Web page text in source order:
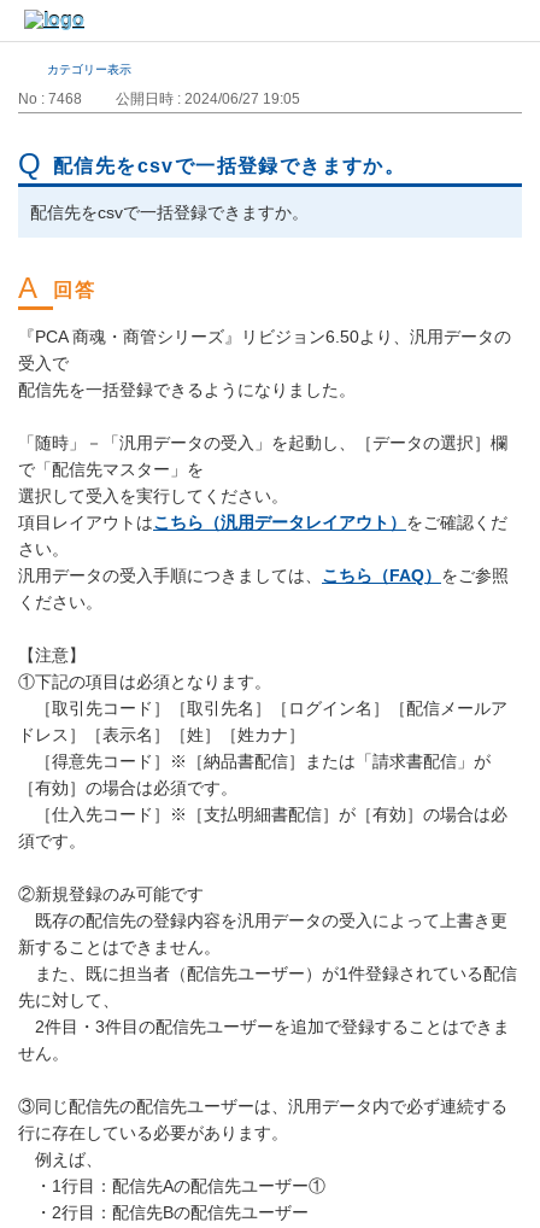
カテゴリー表示
No : 7468 公開日時 : 2024/06/27 19:05
配信先をcsvで一括登録できますか。
配信先をcsvで一括登録できますか。
『PCA 商魂・商管シリーズ』リビジョン6.50より、汎用データの
受入で
配信先を一括登録できるようになりました。
「随時」－「汎用データの受入」を起動し、［データの選択］欄
で「配信先マスター」を
選択して受入を実行してください。
項目レイアウトはこちら（汎用データレイアウト） をご確認くだ
さい。
汎用データの受入手順につきましては、 こちら（FAQ） をご参照
ください。
【注意】
①下記の項目は必須となります。
［取引先コード］［取引先名］［ログイン名］［配信メールア
ドレス］［表示名］［姓］［姓カナ］
［得意先コード］※［納品書配信］または「請求書配信」が
［有効］の場合は必須です。
［仕入先コード］※［支払明細書配信］が［有効］の場合は必
須です。
②新規登録のみ可能です
既存の配信先の登録内容を汎用データの受入によって上書き更
新することはできません。
また、既に担当者（配信先ユーザー）が1件登録されている配信
先に対して、
2件目・3件目の配信先ユーザーを追加で登録することはできま
せん。
③同じ配信先の配信先ユーザーは、汎用データ内で必ず連続する
行に存在している必要があります。
例えば、
・1行目：配信先Aの配信先ユーザー①
・2行目：配信先Bの配信先ユーザー